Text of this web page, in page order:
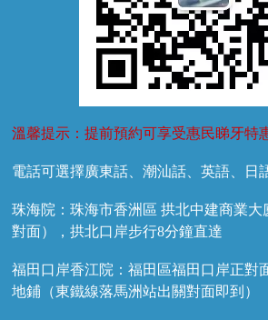
溫馨提示：提前預約可享受惠民睇牙特
電話可選擇廣東話、潮汕話、英語、日
珠海院：珠海市香洲區 拱北中建商業大
對面），拱北口岸步行8分鐘直達
福田口岸香江院：福田區福田口岸正對
地鋪（東鐵線落馬洲站出關對面即到）